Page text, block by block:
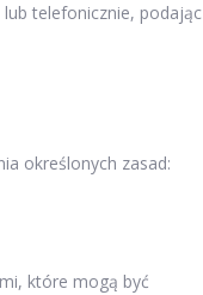
telefonicznie, podając
określonych zasad:
które mogą być